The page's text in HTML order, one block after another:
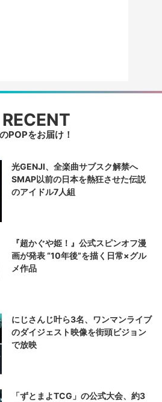
RECENT
POPをお届け！
光GENJI、全楽曲サブスク解禁へ
SMAP以前の日本を熱狂させた伝説
のアイドル7人組
『超かぐや姫！』公式スピンオフ漫
画が発表 “10年後”を描く日常×グル
メ作品
にじさんじ叶ら3名、ワンマンライブ
のダイジェスト映像を街頭ビジョン
で放映
「ずとまよTCG」の公式大会、約3